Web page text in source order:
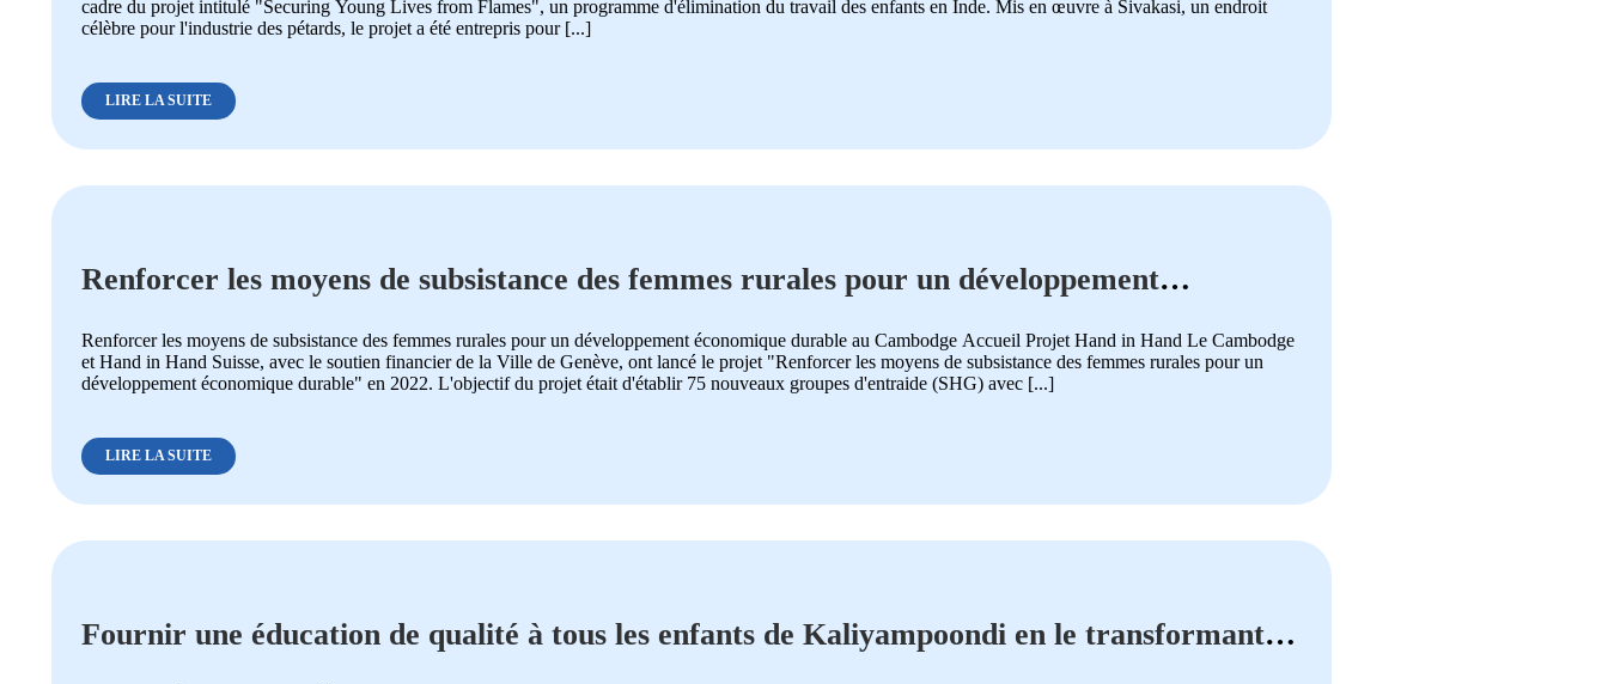
cadre du projet intitulé "Securing Young Lives from Flames", un programme d'élimination du travail des enfants en Inde. Mis en œuvre à Sivakasi, un endroit
célèbre pour l'industrie des pétards, le projet a été entrepris pour [...]
LIRE LA SUITE
Renforcer les moyens de subsistance des femmes rurales pour un développement
Renforcer les moyens de subsistance des femmes rurales pour un développement économique durable au Cambodge Accueil Projet Hand in Hand Le Cambodge
et Hand in Hand Suisse, avec le soutien financier de la Ville de Genève, ont lancé le projet "Renforcer les moyens de subsistance des femmes rurales pour un
développement économique durable" en 2022. L'objectif du projet était d'établir 75 nouveaux groupes d'entraide (SHG) avec [...]
LIRE LA SUITE
Fournir une éducation de qualité à tous les enfants de Kaliyampoondi en le transformant